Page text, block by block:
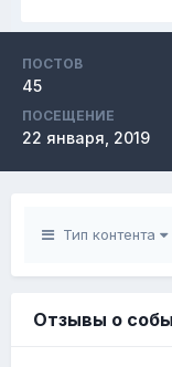
ПОСТОВ
45
ПОСЕЩЕНИЕ
22 января, 2019
Тип контента
Отзывы о